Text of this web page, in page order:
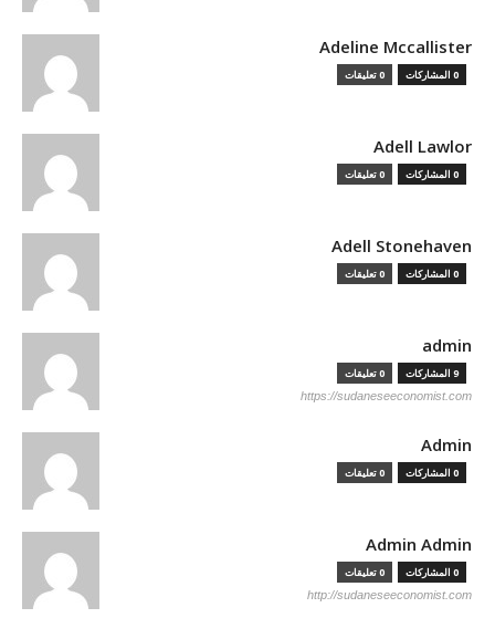
Adeline Mccallister
0 المشاركات 0 تعليقات
Adell Lawlor
0 المشاركات 0 تعليقات
Adell Stonehaven
0 المشاركات 0 تعليقات
admin
9 المشاركات 0 تعليقات
https://sudaneseeconomist.com
Admin
0 المشاركات 0 تعليقات
Admin Admin
0 المشاركات 0 تعليقات
http://sudaneseeconomist.com